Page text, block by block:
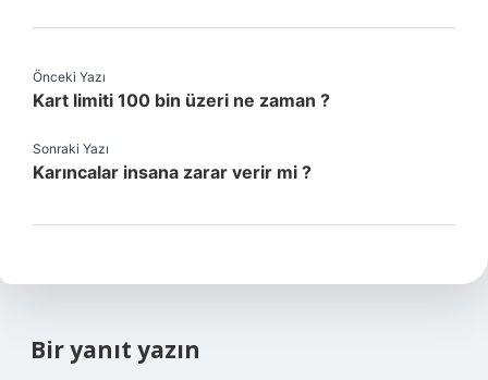
Önceki Yazı
Kart limiti 100 bin üzeri ne zaman ?
Sonraki Yazı
Karıncalar insana zarar verir mi ?
Bir yanıt yazın